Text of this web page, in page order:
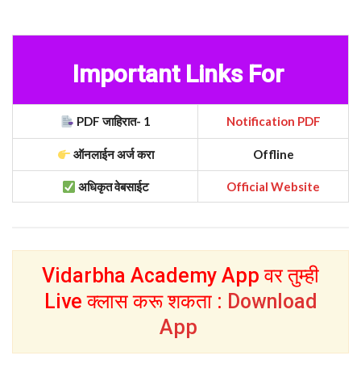
Important Links For
PDF जाहिरात- 1 Notification PDF
ऑनलाईन अर्ज करा Offline
अधिकृत वेबसाईट Official Website
Vidarbha Academy App वर तुम्ही
Live क्लास करू शकता : Download
App